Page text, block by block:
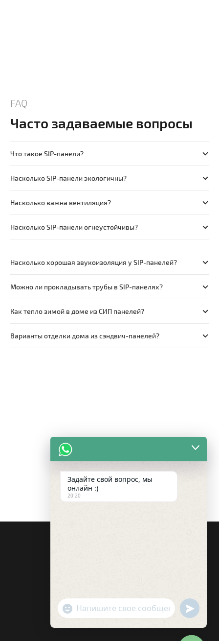
FAQ
Часто задаваемые вопросы
Что такое SIP-панели?
Насколько SIP-панели экологичны?
Насколько важна вентиляция?
Насколько SIP-панели огнеустойчивы?
Насколько хорошая звукоизоляция у SIP-панелей?
Можно ли прокладывать трубы в SIP-панелях?
Как тепло зимой в доме из СИП панелей?
Варианты отделки дома из сэндвич-панелей?
Задайте свой вопрос, мы
онлайн :)
20:20
"+chaty_settings.lang.emoji_picker+"
WhatsApp
Message